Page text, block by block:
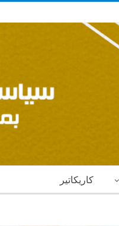
كاريكاتير